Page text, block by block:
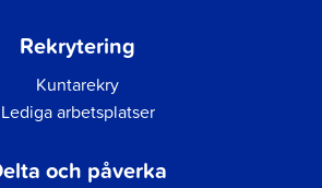
Rekrytering
Kuntarekry
Lediga arbetsplatser
och påverka